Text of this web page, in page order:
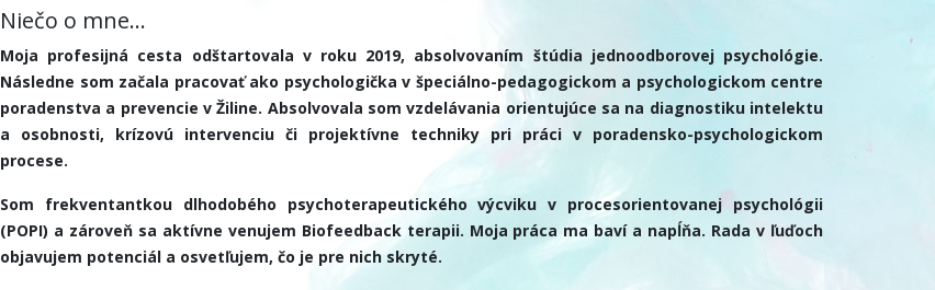
Niečo o mne...
Moja profesijná cesta odštartovala v roku 2019, absolvovaním štúdia jednoodborovej psychológie.
Následne som začala pracovať ako psychologička v špeciálno-pedagogickom a psychologickom centre
poradenstva a prevencie v Žiline. Absolvovala som vzdelávania orientujúce sa na diagnostiku intelektu
a osobnosti, krízovú intervenciu či projektívne techniky pri práci v poradensko-psychologickom
procese.
Som frekventantkou dlhodobého psychoterapeutického výcviku v procesorientovanej psychológii
(POPI) a zároveň sa aktívne venujem Biofeedback terapii. Moja práca ma baví a napĺňa. Rada v ľuďoch
objavujem potenciál a osvetľujem, čo je pre nich skryté.